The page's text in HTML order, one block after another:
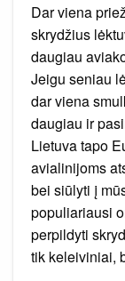
Dar viena
skrydžius
daugiau
Jeigu seniau
dar viena
daugiau ir
Lietuva tapo
avialinijoms
bei siūlyti į
populiariausi
perpildyti
tik keleiviniai,